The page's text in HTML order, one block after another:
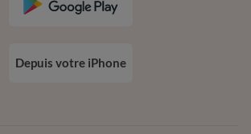
Depuis votre iPhone